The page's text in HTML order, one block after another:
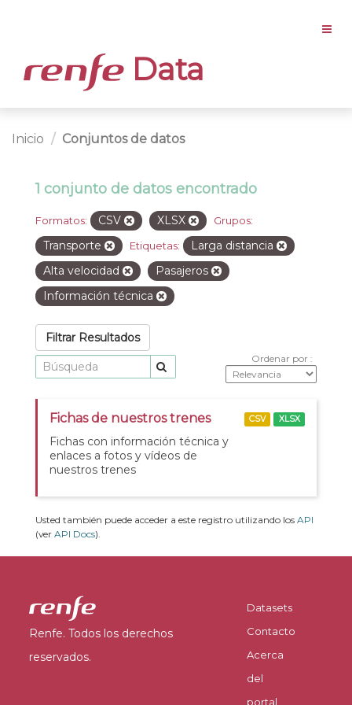
Data
Inicio Conjuntos de datos
1 conjunto de datos encontrado
Formatos: CSV XLSX Grupos:
Transporte Etiquetas:
Larga distancia
Alta velocidad
Pasajeros
Información técnica
Filtrar Resultados
Ordenar por
Fichas de nuestros trenes
Fichas con información técnica y
enlaces a fotos y vídeos de
nuestros trenes
CSV XLSX
Usted también puede acceder a este registro utilizando los API
(ver API Docs).
Renfe. Todos los derechos
reservados.
Datasets
Contacto
Acerca
del
portal